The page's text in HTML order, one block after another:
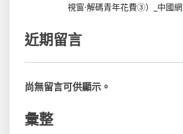
視窗·解碼青年花費③）_中國網
近期留言
尚無留言可供顯示。
彙整